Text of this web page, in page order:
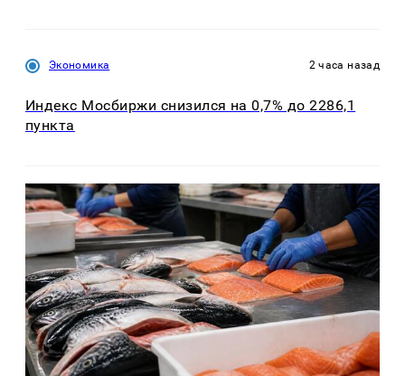
Экономика 2 часа назад
Индекс Мосбиржи снизился на 0,7% до 2286,1
пункта